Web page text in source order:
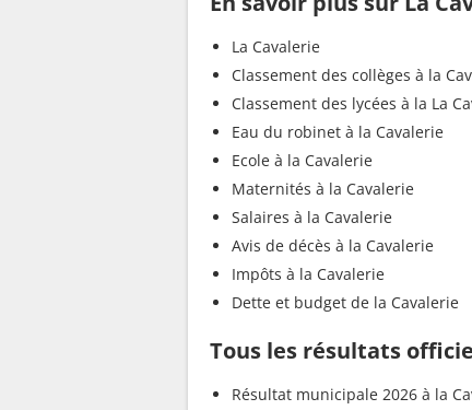
La Cavalerie
Classement des collèges à la
Classement des lycées à la La
Eau du robinet à la Cavalerie
Ecole à la Cavalerie
Maternités à la Cavalerie
Salaires à la Cavalerie
Avis de décès à la Cavalerie
Impôts à la Cavalerie
Dette et budget de la Cavalerie
Tous les résultats
Résultat municipale 2026 à la